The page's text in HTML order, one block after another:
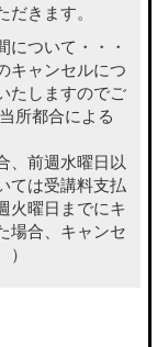
きます。
ついて・・・
キャンセルにつ
たしますのでご
所都合による
、前週水曜日以
ては受講料支払
火曜日までにキ
場合、キャンセ